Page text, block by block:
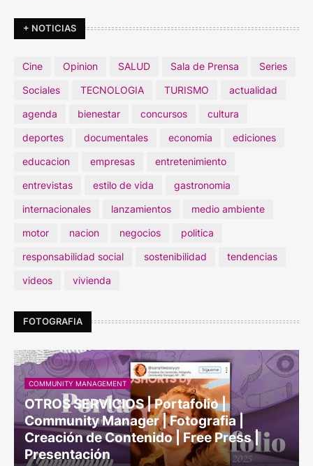
+ NOTICIAS
Cine Opinion SALUD Sala de Prensa
Series
Sociales
TECNOLOGIA TURISMO
actualidad
agenda
bienestar concursos
cultura
deportes
documentales economia
ediciones
educacion
empresas
entretenimiento
entrevistas
estilo de vida
gastronomia
internacionales
lanzamientos
medio ambiente
motor
nacion negocios
politica
responsabilidad social
sostenibilidad
tendencias
videos
vivienda
FOTOGRAFIA
COMMUNITY MANAGEMENT
OTROS SERVICIOS | Portafolio |
Community Manager | Fotografia |
Creación de Contenido | Free Press |
Presentación